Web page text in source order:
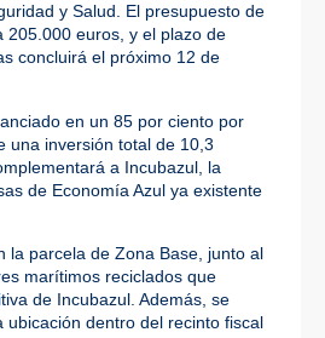
y Salud. El presupuesto de
205.000 euros, y el plazo de
concluirá el próximo 12 de
en un 85 por ciento por
una inversión total de 10,3
a Incubazul, la
de Economía Azul ya existente
la parcela de Zona Base, junto al
marítimos reciclados que
de Incubazul. Además, se
ubicación dentro del recinto fiscal